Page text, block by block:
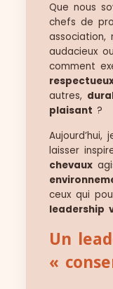
Que nous
chefs de
association,
audacieux
comment
autres,
plaisant ?
laisser
chevaux
ceux qui
leadership
Un
«